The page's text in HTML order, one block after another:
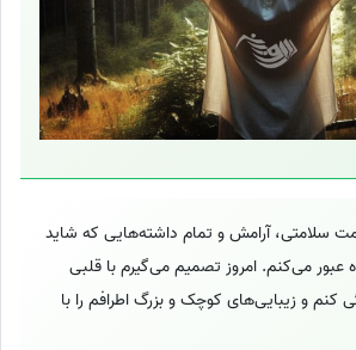
سلامتی، آرامش و تمام داشته‌هایی که شاید
عبور می‌کنم. امروز تصمیم می‌گیرم با قلبی
کنم و زیبایی‌های کوچک و بزرگ اطرافم را با